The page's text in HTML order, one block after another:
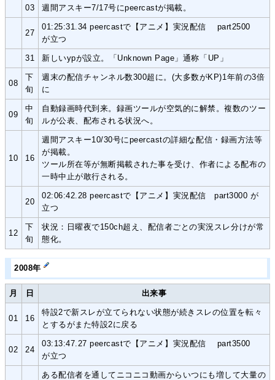
03 週間アスキー7/17号にpeercastが掲載。
27
01:25:31.34 peercastで【アニメ】実況配信 part2500
が立つ
31 新しいypが設立。「Unknown Page」通称「UP」
08
下
旬
週末の配信チャンネル数300超に。(大多数がKP)1年前の3倍
に
09
中
旬
自動録画時代到来。録画ツールが空気的に解禁。複数のツー
ルが公表、配布される状況へ。
10 16
週間アスキー10/30号にpeercastの詳細な配信・録画方法等
が掲載。
ツール所在等が無断掲載された事を受け、作者による配布の
一時中止が敢行される。
20
02:06:42.28 peercastで【アニメ】実況配信 part3000 が
立つ
12
下
旬
状況：日曜夜で150ch超え、配信者ごとの実況スレ分けが常
態化。
2008年
月 日 出来事
01 16
特設2で新スレが立てられない状態が続きスレの位置を転々
とするがまた特設2に戻る
02 24
03:13:47.27 peercastで【アニメ】実況配信 part3500
が立つ
ある配信者を通してニコニコ動画からいつにも増して大量の